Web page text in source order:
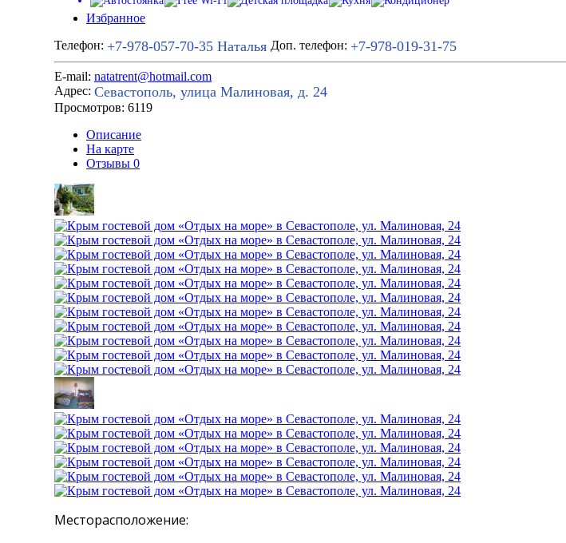
Избранное
Телефон: +7-978-057-70-35 Наталья Доп. телефон: +7-978-019-31-75
E-mail: natatrent@hotmail.com
Адрес: Севастополь, улица Малиновая, д. 24
Просмотров: 6119
Описание
На карте
Отзывы 0
Месторасположение: